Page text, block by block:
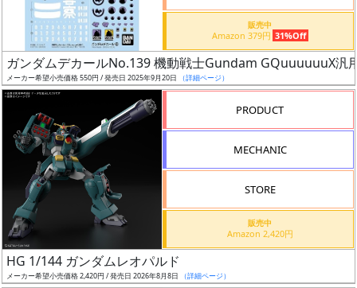
況
売
む
前
抽
選
販売中
Amazon 379円 31%Off
ガンダムデカールNo.139 機動戦士Gundam GQuuuuuuX汎
メーカー希望小売価格 550円 / 発売日 2025年9月20日 （詳細ページ）
PRODUCT
MECHANIC
STORE
販売中
Amazon 2,420円
HG 1/144 ガンダムレオパルド
メーカー希望小売価格 2,420円 / 発売日 2026年8月8日 （詳細ページ）